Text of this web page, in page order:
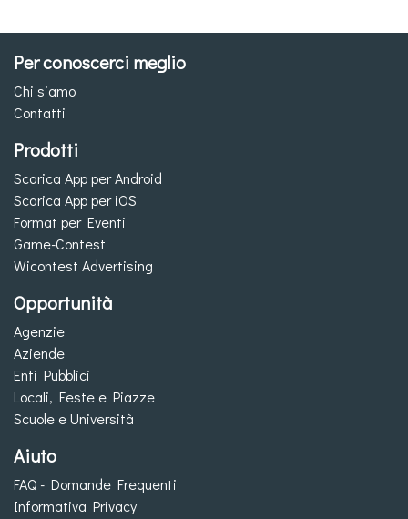
Per conoscerci meglio
Chi siamo
Contatti
Prodotti
Scarica App per Android
Scarica App per iOS
Format per Eventi
Game-Contest
Wicontest Advertising
Opportunità
Agenzie
Aziende
Enti Pubblici
Locali, Feste e Piazze
Scuole e Università
Aiuto
FAQ - Domande Frequenti
Informativa Privacy